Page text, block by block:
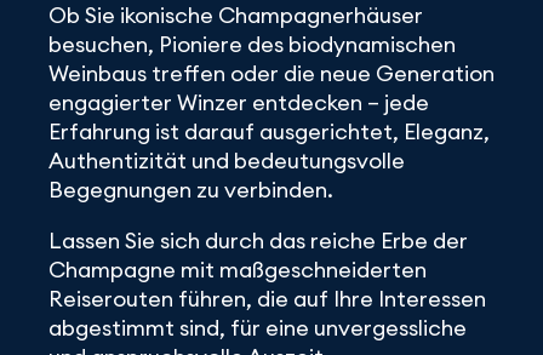
Ob Sie ikonische Champagnerhäuser
besuchen, Pioniere des biodynamischen
Weinbaus treffen oder die neue Generation
engagierter Winzer entdecken – jede
Erfahrung ist darauf ausgerichtet, Eleganz,
Authentizität und bedeutungsvolle
Begegnungen zu verbinden.
Lassen Sie sich durch das reiche Erbe der
Champagne mit maßgeschneiderten
Reiserouten führen, die auf Ihre Interessen
abgestimmt sind, für eine unvergessliche